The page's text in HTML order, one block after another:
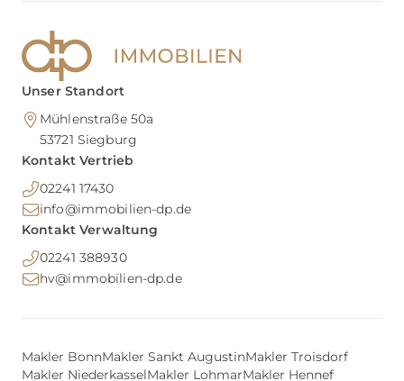
Unser Standort
Mühlenstraße 50a
53721 Siegburg
Kontakt Vertrieb
02241 17430
info@immobilien-dp.de
Kontakt Verwaltung
02241 388930
hv@immobilien-dp.de
Makler BonnMakler Sankt AugustinMakler Troisdorf
Makler NiederkasselMakler LohmarMakler Hennef